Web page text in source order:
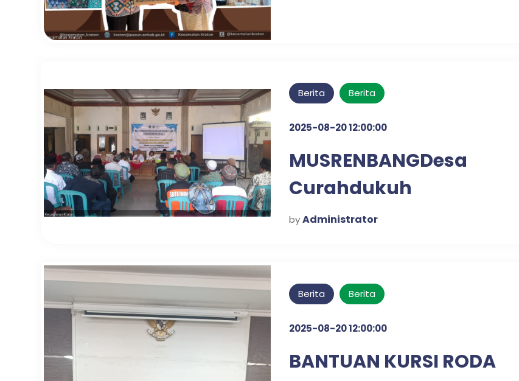
Berita Berita
2025-08-20 12:00:00
MUSRENBANGDesa
Curahdukuh
by Administrator
Berita Berita
2025-08-20 12:00:00
BANTUAN KURSI RODA